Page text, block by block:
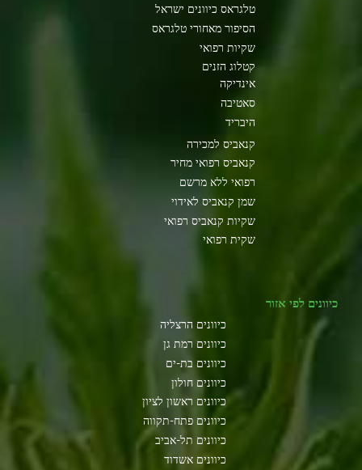
טלגראס כיוונים ישראל
הסיפור מאחורי טלגראס
שקיות רפואי
קטלוג הזנים
אינדיקה
סאטיבה
היבריד
קנאביס למכירה
קנאביס רפואי מחיר
רפואי ללא מרשם
שמן קנאביס לאידוי
שקיות קנאביס רפואי
שקית רפואי
כיוונים לפי אזור
כיוונים הרצליה
כיוונים רמת גן
כיוונים בת-ים
כיוונים חולון
כיוונים ראשון לציון
כיוונים פתח-תקווה
כיוונים תל-אביב
כיוונים אשדוד